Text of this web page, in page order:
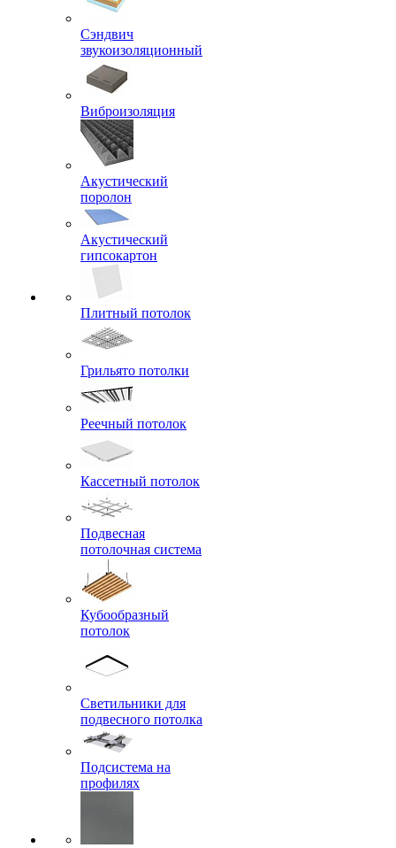
Сэндвич
звукоизоляционный
Виброизоляция
Акустический
поролон
Акустический
гипсокартон
Плитный потолок
Грильято потолки
Реечный потолок
Кассетный потолок
Подвесная
потолочная система
Кубообразный
потолок
Светильники для
подвесного потолка
Подсистема на
профилях